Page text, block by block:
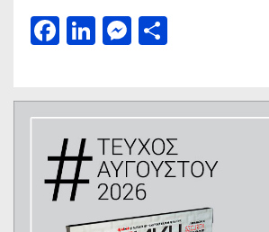
Facebook
LinkedIn
Messenger